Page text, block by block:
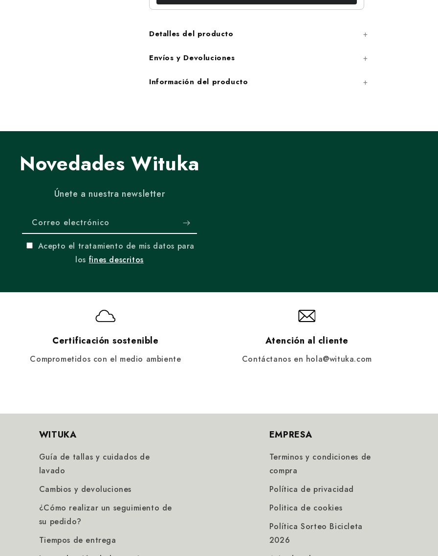
Detalles del producto
Envíos y Devoluciones
Información del producto
Novedades Wituka
Únete a nuestra newsletter
Correo electrónico
Acepto el tratamiento de mis datos para
los fines descritos
Certificación sostenible
Comprometidos con el medio ambiente
Atención al cliente
Contáctanos en hola@wituka.com
WITUKA
Guía de tallas y cuidados de
lavado
Cambios y devoluciones
¿Cómo realizar un seguimiento de
su pedido?
Tiempos de entrega
EMPRESA
Terminos y condiciones de
compra
Política de privacidad
Politica de cookies
Política Sorteo Bicicleta
2026